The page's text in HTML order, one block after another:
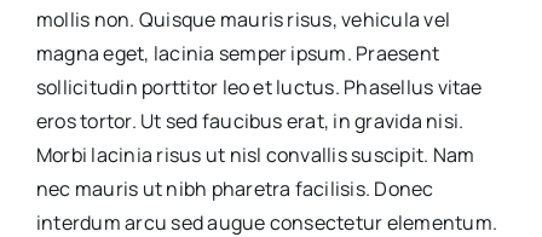
mollis non. Quisque mauris risus, vehicula vel
magna eget, lacinia semper ipsum. Praesent
sollicitudin porttitor leo et luctus. Phasellus vitae
eros tortor. Ut sed faucibus erat, in gravida nisi.
Morbi lacinia risus ut nisl convallis suscipit. Nam
nec mauris ut nibh pharetra facilisis. Donec
interdum arcu sed augue consectetur elementum.